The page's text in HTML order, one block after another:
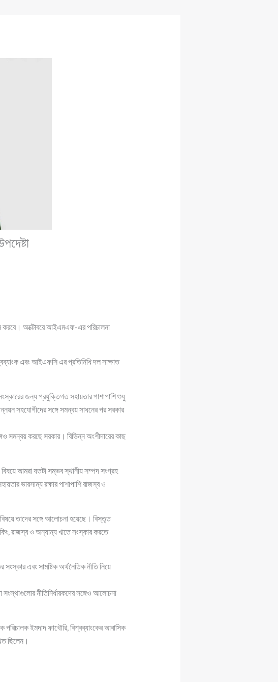
করবে। অক্টোবরে আইএমএফ-এর পরিচালনা
এবং আইএফসি এর প্রতিনিধি দল সাক্ষাত
জন্য প্রযুক্তিগত সহায়তার পাশাপাশি শুধু
সহযোগীদের সঙ্গে সমন্বয় সাধনের পর সরকার
করছে সরকার। বিভিন্ন অংশীদারের কাছ
আমরা যতটা সম্ভব স্থানীয় সম্পদ সংগ্রহ
ভারসাম্য রক্ষার পাশাপাশি রাজস্ব ও
তাদের সঙ্গে আলোচনা হয়েছে। বিস্তৃত
রাজস্ব ও অন্যান্য খাতে সংস্কার করতে
সংস্কার এবং সামষ্টিক অর্থনৈতিক নীতি নিয়ে
নীতিনির্ধারকদের সঙ্গেও আলোচনা
পরিচালক ইমদাদ ফাখৌরি, বিশ্বব্যাংকের আবাসিক
ছিলেন।